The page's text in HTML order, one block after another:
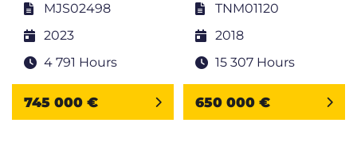
MJS02498
2023
4 791 Hours
745 000 €
TNM01120
2018
15 307 Hours
650 000 €